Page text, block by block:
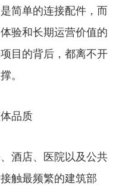
简单的连接配件，而
验和长期运营价值的
目的背后，都离不开
。
品质
酒店、医院以及公共
触最频繁的建筑部